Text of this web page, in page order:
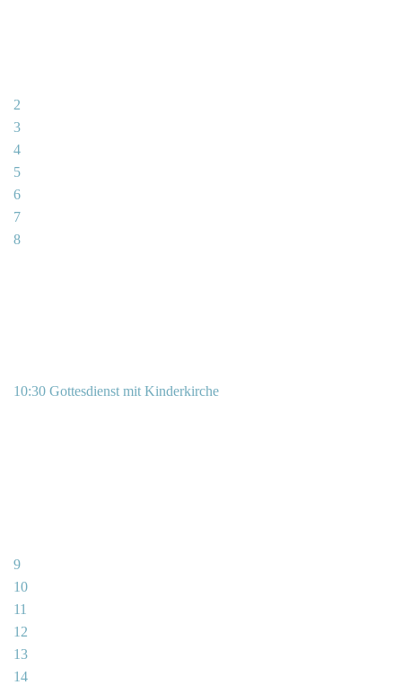
2
3
4
5
6
7
8
10:30 Gottesdienst mit Kinderkirche
9
10
11
12
13
14